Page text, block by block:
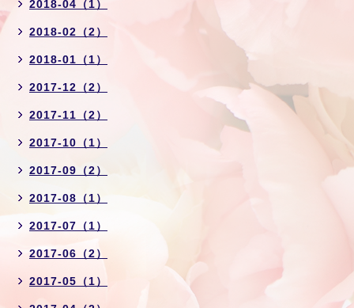
2018-04（1）
2018-02（2）
2018-01（1）
2017-12（2）
2017-11（2）
2017-10（1）
2017-09（2）
2017-08（1）
2017-07（1）
2017-06（2）
2017-05（1）